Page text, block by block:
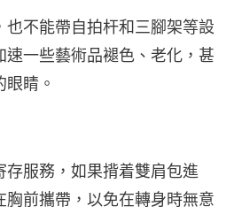
不能帶自拍杆和三腳架等設
一些藝術品褪色、老化，甚
睛。
服務，如果揹着雙肩包進
胸前攜帶，以免在轉身時無意